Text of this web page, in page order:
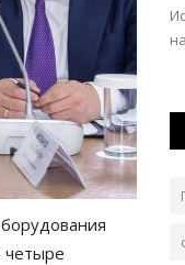
четыре
«Абай. Ұлы